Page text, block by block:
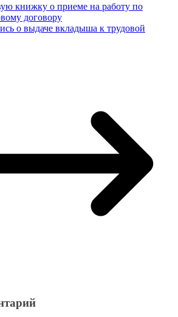
книжку о приеме на работу по
договору
о выдаче вкладыша к трудовой